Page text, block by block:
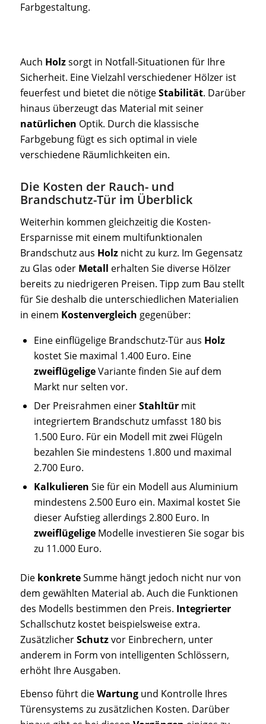
Farbgestaltung.
Auch Holzsorgt in Notfall-Situationen für Ihre
Sicherheit. Eine Vielzahl verschiedener Hölzer ist
feuerfest und bietet die nötigeStabilität. Darüber
hinaus überzeugt das Material mit seiner
natürlichen Optik. Durch die klassische
Farbgebung fügt es sich optimal in viele
verschiedene Räumlichkeiten ein.
Die Kosten der Rauch- und
Brandschutz-Tür im Überblick
Weiterhin kommen gleichzeitig die Kosten-
Ersparnisse mit einem multifunktionalen
Brandschutz aus Holznicht zu kurz. Im Gegensatz
zu Glas oder Metall erhalten Sie diverse Hölzer
bereits zu niedrigeren Preisen. Tipp zum Bau stellt
für Sie deshalb die unterschiedlichen Materialien
in einem Kostenvergleich gegenüber:
Eine einflügelige Brandschutz-Tür aus Holz
kostet Sie maximal 1.400 Euro. Eine
zweiflügeligeVariante finden Sie auf dem
Markt nur selten vor.
Der Preisrahmen einerStahltürmit
integriertem Brandschutz umfasst 180 bis
1.500 Euro. Für ein Modell mit zwei Flügeln
bezahlen Sie mindestens 1.800 und maximal
2.700 Euro.
Kalkulieren Sie für ein Modell aus Aluminium
mindestens 2.500 Euro ein. Maximal kostet Sie
dieser Aufstieg allerdings 2.800 Euro. In
zweiflügeligeModelle investieren Sie sogar bis
zu 11.000 Euro.
Die konkreteSumme hängt jedoch nicht nur von
dem gewählten Material ab. Auch die Funktionen
des Modells bestimmen den Preis. Integrierter
Schallschutz kostet beispielsweise extra.
ZusätzlicherSchutzvor Einbrechern, unter
anderem in Form von intelligenten Schlössern,
erhöht Ihre Ausgaben.
Ebenso führt dieWartungund Kontrolle Ihres
Türensystems zu zusätzlichen Kosten. Darüber